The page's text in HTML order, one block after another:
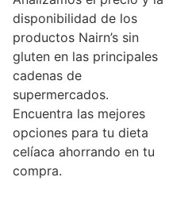
disponibilidad de los
productos Nairn’s sin
gluten en las principales
cadenas de
supermercados.
Encuentra las mejores
opciones para tu dieta
celíaca ahorrando en tu
compra.